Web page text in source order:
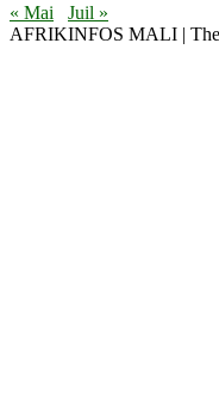
« Mai
Juil »
AFRIKINFOS MALI |